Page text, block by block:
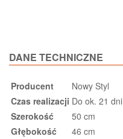
DANE TECHNICZNE
Producent
Nowy Styl
Czas realizacji Do ok. 21 dni
Szerokość
50 cm
Głębokość
46 cm